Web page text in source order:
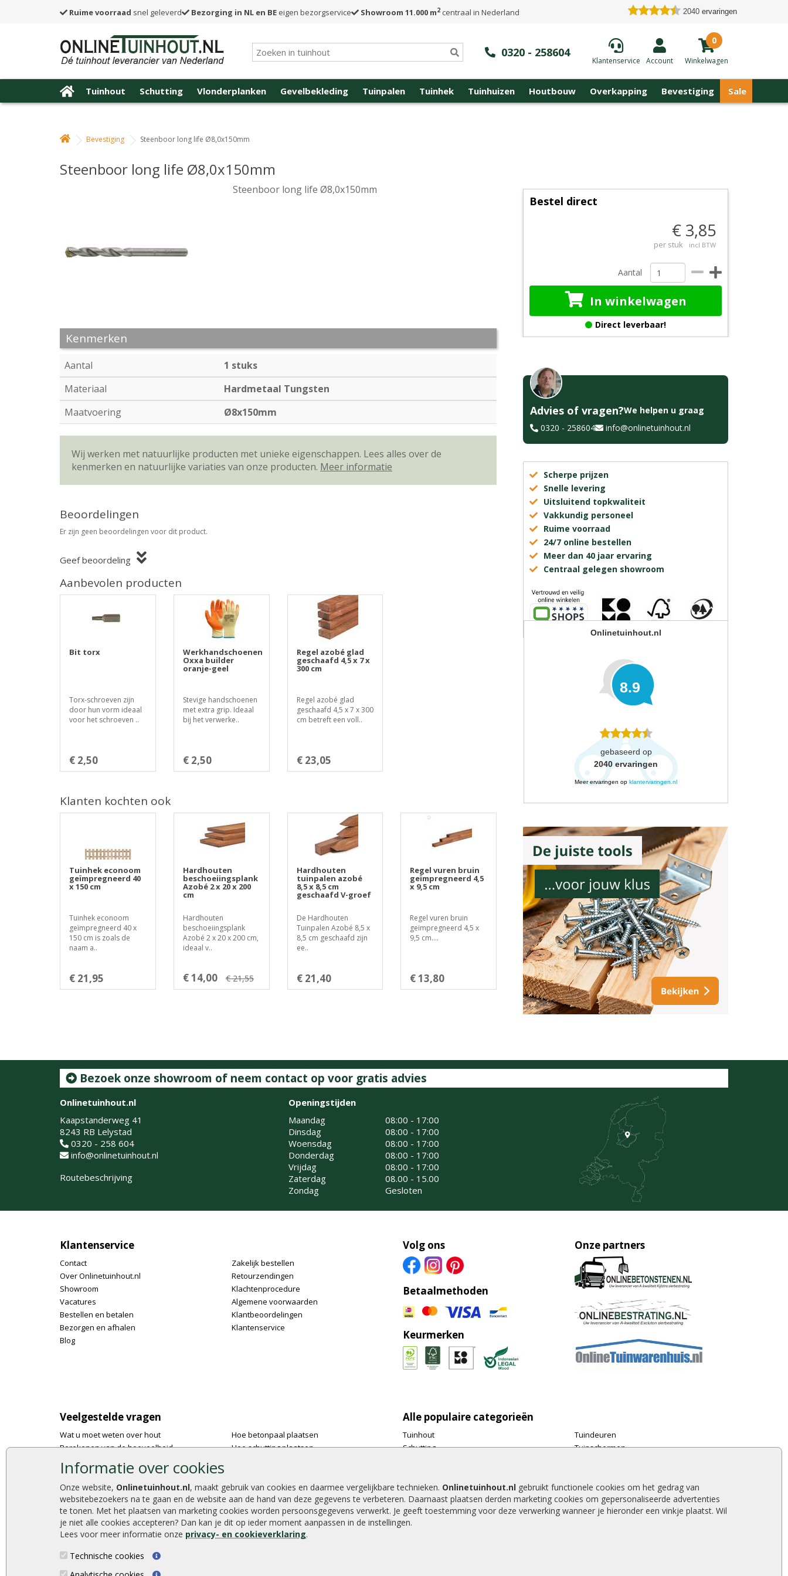
Informatie over cookies
Onze website, Onlinetuinhout.nl, maakt gebruik van cookies en daarmee vergelijkbare technieken. Onlinetuinhout.nl gebruikt functionele cookies om het gedrag van
websitebezoekers na te gaan en de website aan de hand van deze gegevens te verbeteren. Daarnaast plaatsen derden marketing cookies om gepersonaliseerde advertenties
te tonen. Met het plaatsen van marketing cookies worden persoonsgegevens verwerkt. Je geeft toestemming voor deze verwerking wanneer je hieronder een vinkje plaatst. Wil
je niet alle cookies accepteren? Dan kan je dit op ieder moment aanpassen in de instellingen.
Lees voor meer informatie onze privacy- en cookieverklaring.
Technische cookies
Ruime voorraad snel geleverd Bezorging in NL en BE eigen bezorgservice Showroom 11.000 m2centraal in Nederland 2040 ervaringen
0320 - 258604
Klantenservice Account
0
Winkelwagen
Tuinhout Schutting Vlonderplanken Gevelbekleding Tuinpalen Tuinhek Tuinhuizen Houtbouw Overkapping Bevestiging Sale
Bevestiging Steenboor long life Ø8,0x150mm
Steenboor long life Ø8,0x150mm
Steenboor long life Ø8,0x150mm
Kenmerken
Aantal
1 stuks
Materiaal
Hardmetaal Tungsten
Maatvoering
Ø8x150mm
Wij werken met natuurlijke producten met unieke eigenschappen. Lees alles over de
kenmerken en natuurlijke variaties van onze producten. Meer informatie
Beoordelingen
Er zijn geen beoordelingen voor dit product.
Geef beoordeling
Aanbevolen producten
Bit torx
Torx-schroeven zijn
door hun vorm ideaal
voor het schroeven ..
€ 2,50
Werkhandschoenen
Oxxa builder
oranje-geel
Stevige handschoenen
met extra grip. Ideaal
bij het verwerke..
€ 2,50
Regel azobé glad
geschaafd 4,5 x 7 x
300 cm
Regel azobé glad
geschaafd 4,5 x 7 x 300
cm betreft een voll..
€ 23,05
Klanten kochten ook
Tuinhek econoom
geïmpregneerd 40
x 150 cm
Tuinhek econoom
geïmpregneerd 40 x
150 cm is zoals de
naam a..
€ 21,95
Hardhouten
beschoeiingsplank
Azobé 2 x 20 x 200
cm
Hardhouten
beschoeiingsplank
Azobé 2 x 20 x 200 cm,
ideaal v..
€ 14,00 € 21,55
Hardhouten
tuinpalen azobé
8,5 x 8,5 cm
geschaafd V-groef
De Hardhouten
Tuinpalen Azobé 8,5 x
8,5 cm geschaafd zijn
ee..
€ 21,40
Regel vuren bruin
geïmpregneerd 4,5
x 9,5 cm
Regel vuren bruin
geïmpregneerd 4,5 x
9,5 cm....
€ 13,80
Bestel direct
€ 3,85
per stuk incl BTW
Aantal
In winkelwagen
Direct leverbaar!
Advies of vragen?We helpen u graag
0320 - 258604
info@onlinetuinhout.nl
Scherpe prijzen
Snelle levering
Uitsluitend topkwaliteit
Vakkundig personeel
Ruime voorraad
24/7 online bestellen
Meer dan 40 jaar ervaring
Centraal gelegen showroom
Onlinetuinhout.nl
8.9
gebaseerd op
2040 ervaringen
Meer ervaringen op klantervaringen.nl
Bezoek onze showroom of neem contact op voor gratis advies
Onlinetuinhout.nl
Kaapstanderweg 41
8243 RB Lelystad
0320 - 258 604
info@onlinetuinhout.nl
Routebeschrijving
Openingstijden
Maandag
08:00 - 17:00
Dinsdag
08:00 - 17:00
Woensdag
08:00 - 17:00
Donderdag
08:00 - 17:00
Vrijdag
08:00 - 17:00
Zaterdag
08.00 - 15.00
Zondag
Gesloten
Klantenservice
Contact
Over Onlinetuinhout.nl
Showroom
Vacatures
Bestellen en betalen
Bezorgen en afhalen
Blog
Zakelijk bestellen
Retourzendingen
Klachtenprocedure
Algemene voorwaarden
Klantbeoordelingen
Klantenservice
Volg ons
Betaalmethoden
Keurmerken
Onze partners
Veelgestelde vragen
Wat u moet weten over hout
Berekenen van de hoeveelheid
Foto's en voorbeelden
Montage
Gekeurd hout
De fundering van een vlonder leggen
Hoe zelf een houten overkapping maken
Hoe zelf een vlonder leggen
Hoe betonpaal plaatsen
Hoe schutting plaatsen
Stijlvolle houtsoorten voor in de tuin
Duurzame tuin
Welke palen voor een schapenhek
Alle populaire categorieën
Tuinhout
Schutting
Tuinhekken
Tuinhuizen
Blokhutten
Overkappingen
Tuindeuren
Tuinschermen
Douglas hout
Rabatdelen
Aanbiedingen